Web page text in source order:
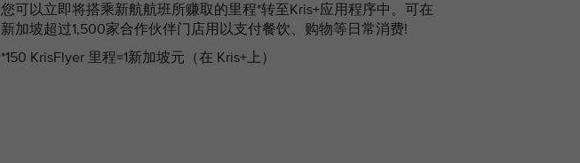
您可以立即将搭乘新航航班所赚取的里程*转至Kris+应用程序中。可在
新加坡超过1,500家合作伙伴门店用以支付餐饮、购物等日常消费!
*150 KrisFlyer 里程=1新加坡元（在 Kris+上）